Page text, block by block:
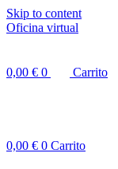
Skip to content
Oficina virtual
0,00 € 0 Carrito
0,00 € 0 Carrito